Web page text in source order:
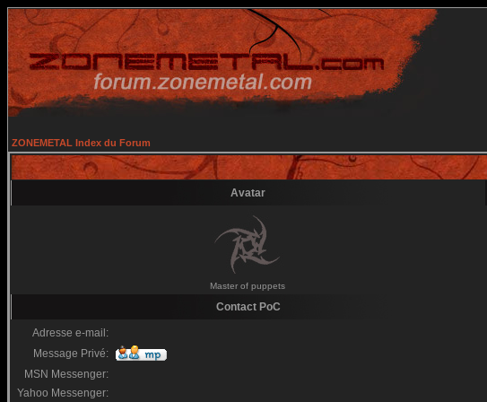
ZONEMETAL Index du Forum
Avatar
Master of puppets
Contact PoC
Adresse e-mail:
Message Privé:
MSN Messenger:
Yahoo Messenger: